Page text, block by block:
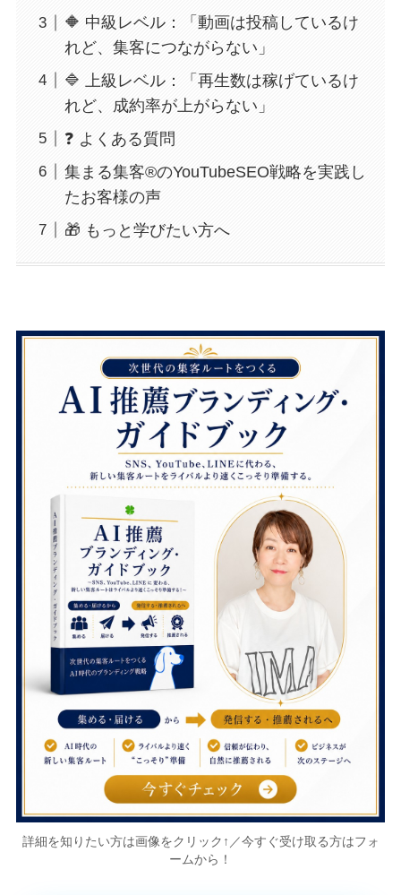
🔶 中級レベル：「動画は投稿しているけ
れど、集客につながらない」
🔷 上級レベル：「再生数は稼げているけ
れど、成約率が上がらない」
❓ よくある質問
集まる集客®︎のYouTubeSEO戦略を実践し
たお客様の声
🎁 もっと学びたい方へ
詳細を知りたい方は画像をクリック↑／今すぐ受け取る方はフォ
ームから！